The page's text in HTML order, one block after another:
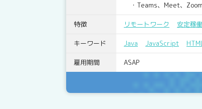
・Teams、Meet、
特徴 リモートワーク 安定稼働
キーワード Java JavaScript
雇用期間 ASAP